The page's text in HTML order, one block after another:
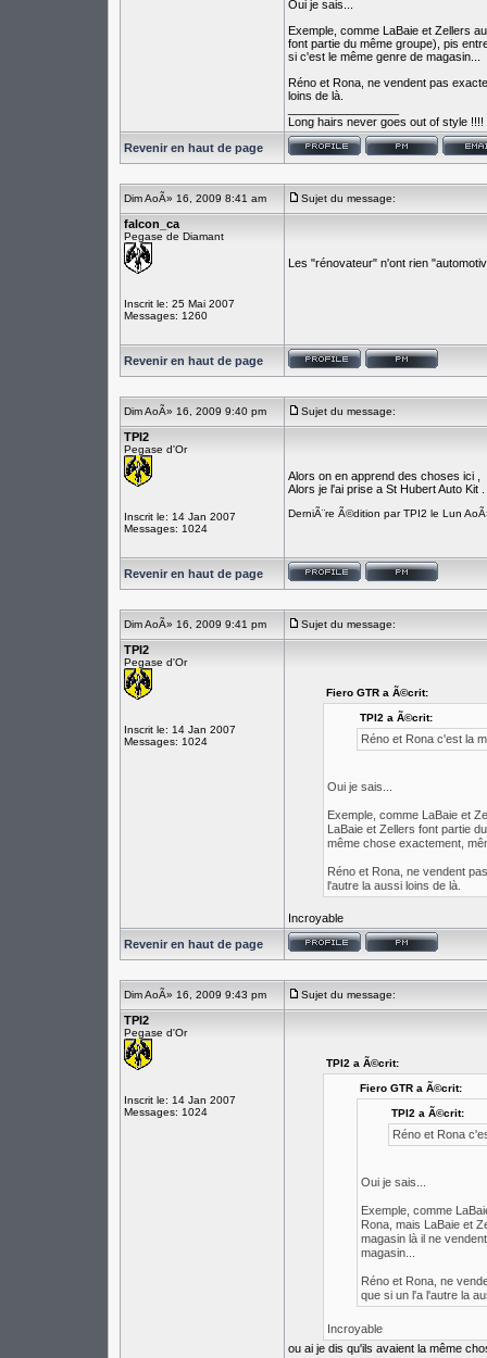
Oui je sais...
Exemple, comme LaBaie et Zellers
font partie du même groupe), pis
si c'est le même genre de magasin...
Réno et Rona, ne vendent pas
loins de là.
Long hairs never goes out of style
Revenir en haut de page
Dim AoÃ» 16, 2009 8:41 am Sujet du message:
falcon_ca
Pegase de Diamant
Inscrit le: 25 Mai 2007
Messages: 1260
Les "rénovateur" n'ont rien
Revenir en haut de page
Dim AoÃ» 16, 2009 9:40 pm Sujet du message:
TPI2
Pegase d'Or
Inscrit le: 14 Jan 2007
Messages: 1024
Alors on en apprend des choses ici ,
Alors je l'ai prise a St Hubert Auto Kit .
DerniÃ¨re Ã©dition par TPI2 le Lun
Revenir en haut de page
Dim AoÃ» 16, 2009 9:41 pm Sujet du message:
TPI2
Pegase d'Or
Inscrit le: 14 Jan 2007
Messages: 1024
Fiero GTR a Ã©crit:
TPI2 a Ã©crit:
Réno et Rona c'est la
Oui je sais...
Exemple, comme LaBaie et
LaBaie et Zellers font partie
même chose exactement,
Réno et Rona, ne vendent
l'autre la aussi loins de là.
Incroyable
Revenir en haut de page
Dim AoÃ» 16, 2009 9:43 pm Sujet du message:
TPI2
Pegase d'Or
Inscrit le: 14 Jan 2007
Messages: 1024
TPI2 a Ã©crit:
Fiero GTR a Ã©crit:
TPI2 a Ã©crit:
Réno et Rona
Oui je sais...
Exemple, comme
Rona, mais LaBaie et
magasin là il ne
magasin...
Réno et Rona, ne
que si un l'a l'autre la
Incroyable
ou ai je dis qu'ils avaient la même